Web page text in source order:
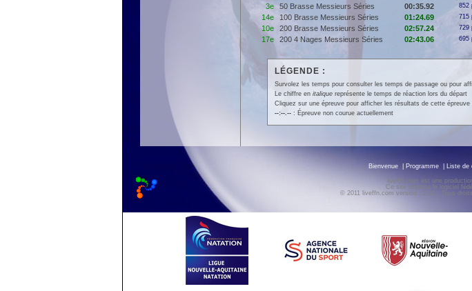
3e 50 Brasse Messieurs Séries 00:35.92 852
14e 100 Brasse Messieurs Séries 01:24.69 715
10e 200 Brasse Messieurs Séries 02:57.24 729
17e 200 4 Nages Messieurs Séries 02:43.06 695
LÉGENDE :
Survolez les temps pour consulter les temps de passage ou pour
Le chiffre en italiquereprésente le temps de réaction lors du départ
Cliquez sur une épreuve pour afficher les résultats de cette épreuve
--:--.--: Épreuve non courue actuellement
Bienvenue Programme Liste de
liveffn.com est une
Ce site exploite le logiciel
© 2011 liveffn.com version : 2.01 - Tous